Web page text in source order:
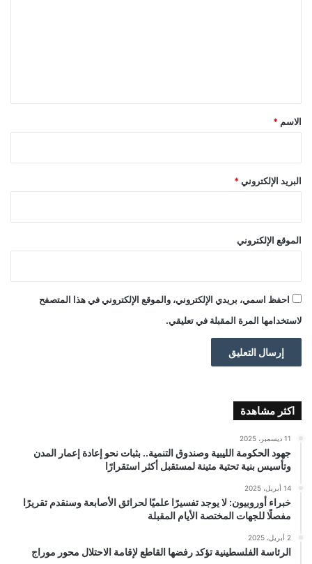
*
الاسم *
البريد الإلكتروني *
الموقع الإلكتروني
احفظ اسمي، بريدي الإلكتروني، والموقع الإلكتروني في هذا المتصفح
لاستخدامها المرة المقبلة في تعليقي.
اكثر مشاهدة
11 ديسمبر، 2025
جهود الحكومة الليبية وصندوق التنمية.. بثبات نحو إعادة إعمار المدن
وتأسيس بنية تحتية متينة لمستقبل أكثر استقرارًا
14 أبريل، 2025
خبراء أوروبيون: لا يوجد تفسيرًا علميًا لحرائق الأصابعة وسنقدم تقريرًا
مفصلًا للجهات المختصة الأيام المقبلة
2 أبريل، 2025
الرئاسة الفلسطينية تؤكد رفضها القاطع لإقامة الاحتلال محور موراج